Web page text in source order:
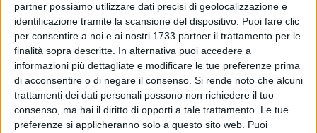
partner possiamo utilizzare dati precisi di geolocalizzazione e
identificazione tramite la scansione del dispositivo. Puoi fare clic
per consentire a noi e ai nostri 1733 partner il trattamento per le
finalità sopra descritte. In alternativa puoi accedere a
informazioni più dettagliate e modificare le tue preferenze prima
di acconsentire o di negare il consenso. Si rende noto che alcuni
trattamenti dei dati personali possono non richiedere il tuo
consenso, ma hai il diritto di opporti a tale trattamento. Le tue
preferenze si applicheranno solo a questo sito web. Puoi
I Carabinieri della compagnia di Barletta, in esecuzione di
un'ordinanza di custodia cautelare emessa dal GIP del
Tribunale di Trani su richiesta della locale Procura della
Reubblica, hanno arrestato un 32enne del luogo, dipendente
di una farmacia, con l'accusa di furto aggravato nei
confronti del titolare dell'esercizio.